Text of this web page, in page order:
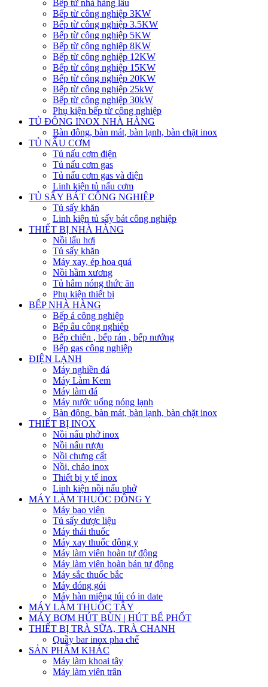
Bếp từ nhà hàng lẩu
Bếp từ công nghiệp 3KW
Bếp từ công nghiệp 3.5KW
Bếp từ công nghiệp 5KW
Bếp từ công nghiệp 8KW
Bếp từ công nghiệp 12KW
Bếp từ công nghiệp 15KW
Bếp từ công nghiệp 20KW
Bếp từ công nghiệp 25kW
Bếp từ công nghiệp 30kW
Phụ kiện bếp từ công nghiệp
TỦ ĐÔNG INOX NHÀ HÀNG
Bàn đông, bàn mát, bàn lạnh, bàn chặt inox
TỦ NẤU CƠM
Tủ nấu cơm điện
Tủ nấu cơm gas
Tủ nấu cơm gas và điện
Linh kiện tủ nấu cơm
TỦ SẤY BÁT CÔNG NGHIỆP
Tủ sấy khăn
Linh kiện tủ sấy bát công nghiệp
THIẾT BỊ NHÀ HÀNG
Nồi lẩu hơi
Tủ sấy khăn
Máy xay, ép hoa quả
Nồi hầm xương
Tủ hâm nóng thức ăn
Phụ kiện thiết bị
BẾP NHÀ HÀNG
Bếp á công nghiệp
Bếp âu công nghiệp
Bếp chiên , bếp rán , bếp nướng
Bếp gas công nghiệp
ĐIỆN LẠNH
Máy nghiền đá
Máy Làm Kem
Máy làm đá
Máy nước uống nóng lạnh
Bàn đông, bàn mát, bàn lạnh, bàn chặt inox
THIẾT BỊ INOX
Nồi nấu phở inox
Nồi nấu rượu
Nồi chưng cất
Nồi, chảo inox
Thiết bị y tế inox
Linh kiện nồi nấu phở
MÁY LÀM THUỐC ĐÔNG Y
Máy bao viên
Tủ sấy dược liệu
Máy thái thuốc
Máy xay thuốc đông y
Máy làm viên hoàn tự động
Máy làm viên hoàn bán tự động
Máy sắc thuốc bắc
Máy đóng gói
Máy hàn miệng túi có in date
MÁY LÀM THUỐC TÂY
MÁY BƠM HÚT BÙN | HÚT BỂ PHỐT
THIẾT BỊ TRÀ SỮA, TRÀ CHANH
Quầy bar inox pha chế
SẢN PHẨM KHÁC
Máy làm khoai tây
Máy làm viên trân